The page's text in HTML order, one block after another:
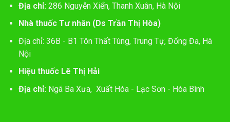
Địa chỉ:286 Nguyễn Xiển, Thanh Xuân, Hà Nội
Nhà thuốc Tư nhân (Ds Trần Thị Hòa)
Địa chỉ: 36B - B1 Tôn Thất Tùng, Trung Tự, Đống Đa, Hà
Nội
Hiệu thuốc Lê Thị Hải
Địa chỉ: Ngã Ba Xưa, Xuất Hóa - Lạc Sơn - Hòa Bình